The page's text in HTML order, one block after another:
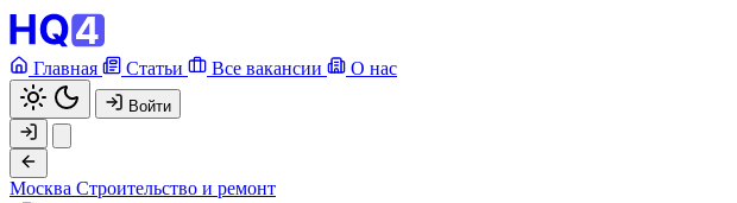
Главная Статьи Все вакансии О нас
Войти
Москва Строительство и ремонт